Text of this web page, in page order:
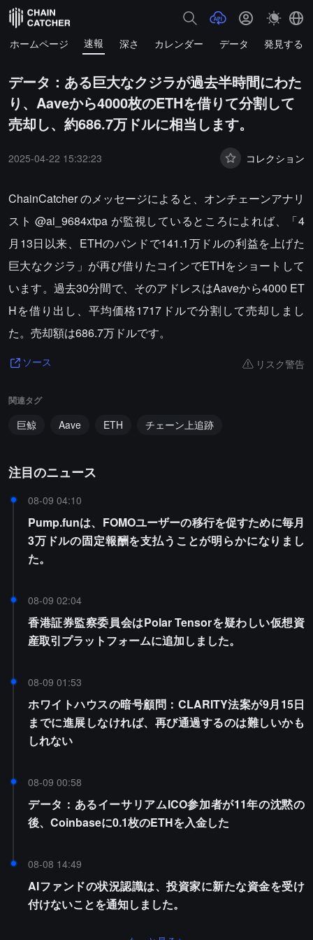
ホームページ 速報 深さ カレンダー データ 発見する
データ：ある巨大なクジラが過去半時間にわた
り、Aaveから4000枚のETHを借りて分割して
売却し、約686.7万ドルに相当します。
2025-04-22 15:32:23 コレクション
ChainCatcher のメッセージによると、オンチェーンアナリ
スト @ai_9684xtpa が監視しているところによれば、「4
月13日以来、ETHのバンドで141.1万ドルの利益を上げた
巨大なクジラ」が再び借りたコインでETHをショートして
います。過去30分間で、そのアドレスはAaveから4000 ET
Hを借り出し、平均価格1717ドルで分割して売却しまし
た。売却額は686.7万ドルです。
ソース リスク警告
関連タグ
巨鲸 Aave ETH チェーン上追跡
注目のニュース
08-09 04:10
Pump.funは、FOMOユーザーの移行を促すために毎月
3万ドルの固定報酬を支払うことが明らかになりまし
た。
08-09 02:04
香港証券監察委員会はPolar Tensorを疑わしい仮想資
産取引プラットフォームに追加しました。
08-09 01:53
ホワイトハウスの暗号顧問：CLARITY法案が9月15日
までに進展しなければ、再び通過するのは難しいかも
しれない
08-09 00:58
データ：あるイーサリアムICO参加者が11年の沈黙の
後、Coinbaseに0.1枚のETHを入金した
08-08 14:49
AIファンドの状況認識は、投資家に新たな資金を受け
付けないことを通知しました。